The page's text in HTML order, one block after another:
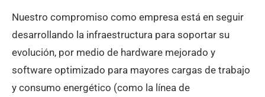
Nuestro compromiso como empresa está en seguir
desarrollando la infraestructura para soportar su
evolución, por medio de hardware mejorado y
software optimizado para mayores cargas de trabajo
y consumo energético (como la línea de